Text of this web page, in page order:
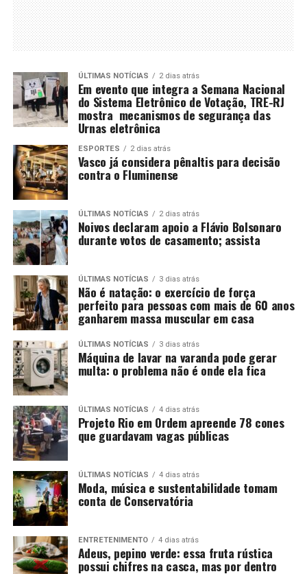
ÚLTIMAS NOTÍCIAS 2 dias atrás
Em evento que integra a Semana Nacional
do Sistema Eletrônico de Votação, TRE-RJ
mostra mecanismos de segurança das
Urnas eletrônica
ESPORTES 2 dias atrás
Vasco já considera pênaltis para decisão
contra o Fluminense
ÚLTIMAS NOTÍCIAS 2 dias atrás
Noivos declaram apoio a Flávio Bolsonaro
durante votos de casamento; assista
ÚLTIMAS NOTÍCIAS 3 dias atrás
Não é natação: o exercício de força
perfeito para pessoas com mais de 60 anos
ganharem massa muscular em casa
ÚLTIMAS NOTÍCIAS 3 dias atrás
Máquina de lavar na varanda pode gerar
multa: o problema não é onde ela fica
ÚLTIMAS NOTÍCIAS 4 dias atrás
Projeto Rio em Ordem apreende 78 cones
que guardavam vagas públicas
ÚLTIMAS NOTÍCIAS 4 dias atrás
Moda, música e sustentabilidade tomam
conta de Conservatória
ENTRETENIMENTO 4 dias atrás
Adeus, pepino verde: essa fruta rústica
possui chifres na casca, mas por dentro